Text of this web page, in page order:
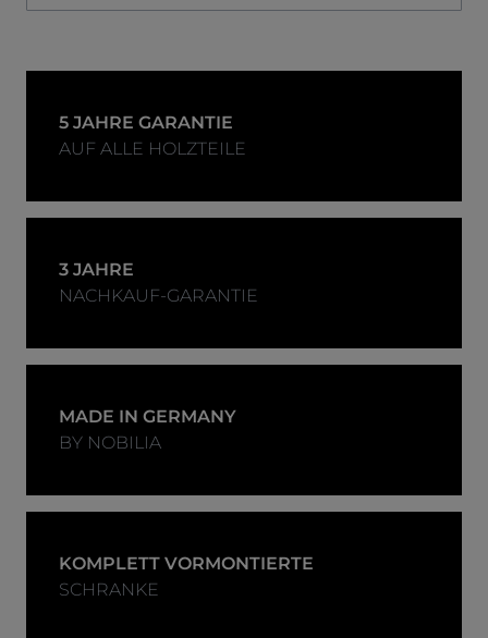
5 JAHRE GARANTIE
AUF ALLE HOLZTEILE
3 JAHRE
NACHKAUF-GARANTIE
MADE IN GERMANY
BY NOBILIA
KOMPLETT VORMONTIERTE
SCHRANKE